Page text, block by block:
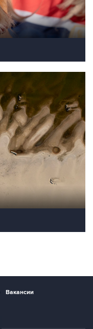
Вакансии